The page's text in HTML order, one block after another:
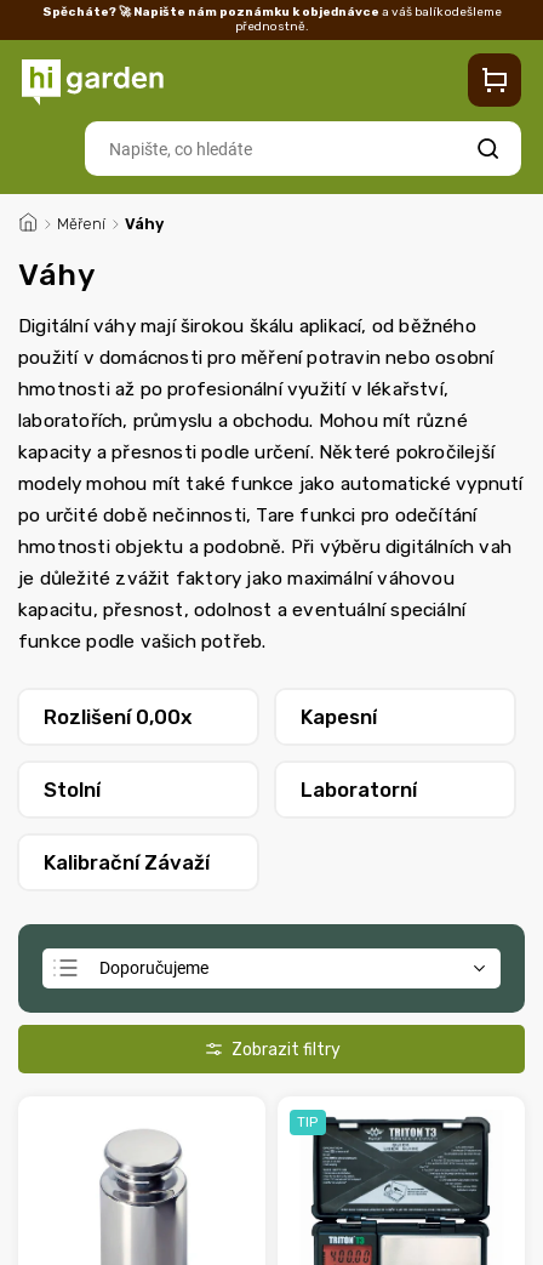
Spěcháte? 🚀 Napište nám poznámku k objednávce a váš balík odešleme
přednostně.
Vrácení/reklamace
Hledat
/ Měření / Váhy
Váhy
Digitální váhy mají širokou škálu aplikací, od běžného
použití v domácnosti pro měření potravin nebo osobní
hmotnosti až po profesionální využití v lékařství,
laboratořích, průmyslu a obchodu. Mohou mít různé
kapacity a přesnosti podle určení. Některé pokročilejší
modely mohou mít také funkce jako automatické vypnutí
po určité době nečinnosti, Tare funkci pro odečítání
hmotnosti objektu a podobně. Při výběru digitálních vah
je důležité zvážit faktory jako maximální váhovou
kapacitu, přesnost, odolnost a eventuální speciální
funkce podle vašich potřeb.
Rozlišení 0,00x Kapesní
Stolní Laboratorní
Kalibrační Závaží
Doporučujeme
TIP